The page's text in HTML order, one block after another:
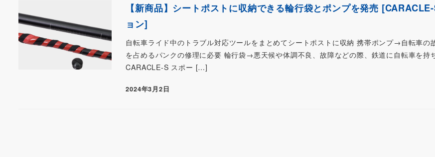
【新商品】シートポストに収納できる輪行袋とポンプを発売
ョン]
自転車ライド中のトラブル対応ツールをまとめてシートポストに収納 携帯ポンプ→自転車の
を占めるパンクの修理に必要 輪行袋→悪天候や体調不良、故障などの際、鉄道に自転車を持
CARACLE-S スポー […]
2024年3月2日